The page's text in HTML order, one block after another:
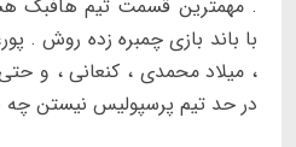
. مهمترین قسمت تیم هافبک
با باند بازی چمبره زده روش .
، میلاد محمدی ، کنعانی ، و
در حد تیم پرسپولیس نیستن